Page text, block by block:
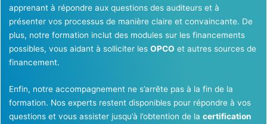
apprenant à répondre aux questions des auditeurs et à
présenter vos processus de manière claire et convaincante. De
plus, notre formation inclut des modules sur les financements
possibles, vous aidant à solliciter les OPCO et autres sources de
financement.
Enfin, notre accompagnement ne s’arrête pas à la fin de la
formation. Nos experts restent disponibles pour répondre à vos
questions et vous assister jusqu’à l’obtention de la certification